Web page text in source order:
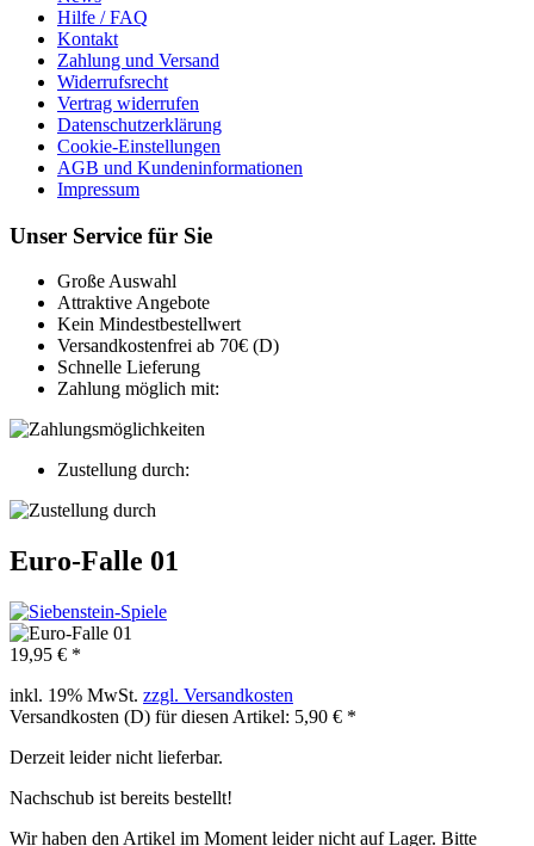
Hilfe / FAQ
Kontakt
Zahlung und Versand
Widerrufsrecht
Vertrag widerrufen
Datenschutzerklärung
Cookie-Einstellungen
AGB und Kundeninformationen
Impressum
Unser Service für Sie
Große Auswahl
Attraktive Angebote
Kein Mindestbestellwert
Versandkostenfrei ab 70€ (D)
Schnelle Lieferung
Zahlung möglich mit:
Zustellung durch:
Euro-Falle 01
19,95 € *
inkl. 19% MwSt. zzgl. Versandkosten
Versandkosten (D) für diesen Artikel: 5,90 € *
Derzeit leider nicht lieferbar.
Nachschub ist bereits bestellt!
Wir haben den Artikel im Moment leider nicht auf Lager. Bitte